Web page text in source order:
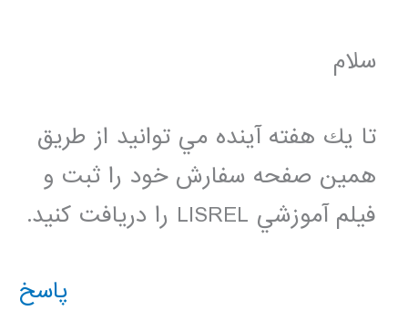
سلام
تا يك هفته آينده مي توانيد از طريق
همين صفحه سفارش خود را ثبت و
فيلم آموزشي LISREL را دريافت كنيد.
پاسخ